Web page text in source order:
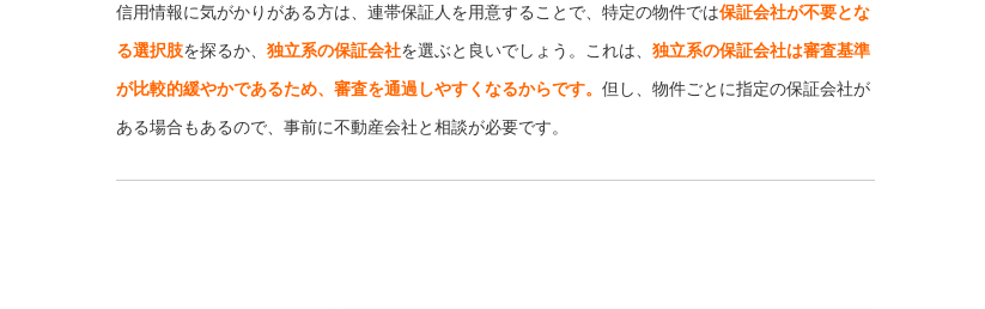
信用情報に気がかりがある方は、連帯保証人を用意することで、特定の物件では保証会社が不要とな
る選択肢を探るか、 独立系の保証会社を選ぶと良いでしょう。これは、 独立系の保証会社は審査基準
が比較的緩やかであるため、審査を通過しやすくなるからです。 但し、物件ごとに指定の保証会社が
ある場合もあるので、事前に不動産会社と相談が必要です。